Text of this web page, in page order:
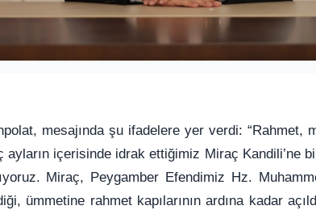
mesajında şu ifadelere yer verdi: “Rahmet,
ayların içerisinde idrak ettiğimiz Miraç Kandili’ne
Miraç, Peygamber Efendimiz Hz.
ümmetine rahmet kapılarının ardına kadar